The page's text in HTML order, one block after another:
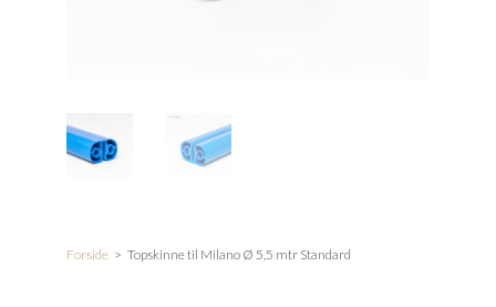
Forside > Topskinne til Milano Ø 5,5 mtr Standard